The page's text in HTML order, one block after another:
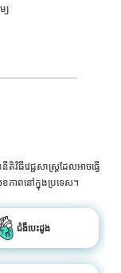
យ
ធីវេជ្ជសាស្រ្តដែលអាចធ្វើ
ភាពនៅក្នុងប្រទេស។
ជំងឺបេះដូង